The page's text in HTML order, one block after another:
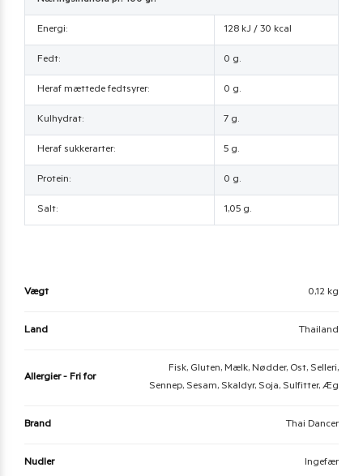
Energi: 128 kJ / 30 kcal
Fedt: 0 g.
Heraf mættede fedtsyrer: 0 g.
Kulhydrat: 7 g.
Heraf sukkerarter: 5 g.
Protein: 0 g.
Salt: 1,05 g.
Vægt 0,12 kg
Land Thailand
Allergier - Fri for
Fisk, Gluten, Mælk, Nødder, Ost, Selleri,
Sennep, Sesam, Skaldyr, Soja, Sulfitter, Æg
Brand Thai Dancer
Nudler Ingefær